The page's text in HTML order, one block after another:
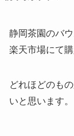
静岡茶園のバ
楽天市場にて
どれほどのも
いと思います。